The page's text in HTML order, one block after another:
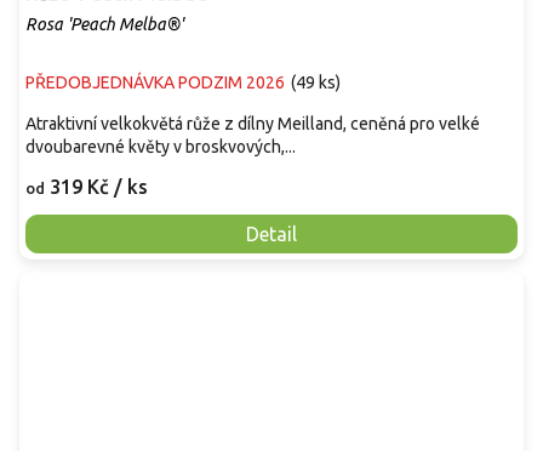
Rosa 'Peach Melba®'
PŘEDOBJEDNÁVKA PODZIM 2026 (49 ks)
od 319 Kč / ks
Detail
Atraktivní velkokvětá růže z dílny Meilland, ceněná pro velké
dvoubarevné květy v broskvových,...